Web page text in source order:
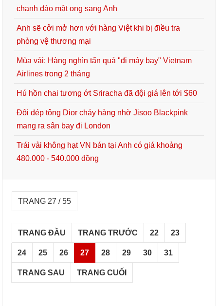
chanh đào mật ong sang Anh
Anh sẽ cởi mở hơn với hàng Việt khi bị điều tra
phòng vệ thương mại
Mùa vải: Hàng nghìn tấn quả "đi máy bay" Vietnam
Airlines trong 2 tháng
Hú hồn chai tương ớt Sriracha đã đội giá lên tới $60
Đôi dép tông Dior cháy hàng nhờ Jisoo Blackpink
mang ra sân bay đi London
Trái vải không hạt VN bán tại Anh có giá khoảng
480.000 - 540.000 đồng
TRANG 27 / 55
TRANG ĐẦU TRANG TRƯỚC 22 23
24 25 26 27 28 29 30 31
TRANG SAU TRANG CUỐI